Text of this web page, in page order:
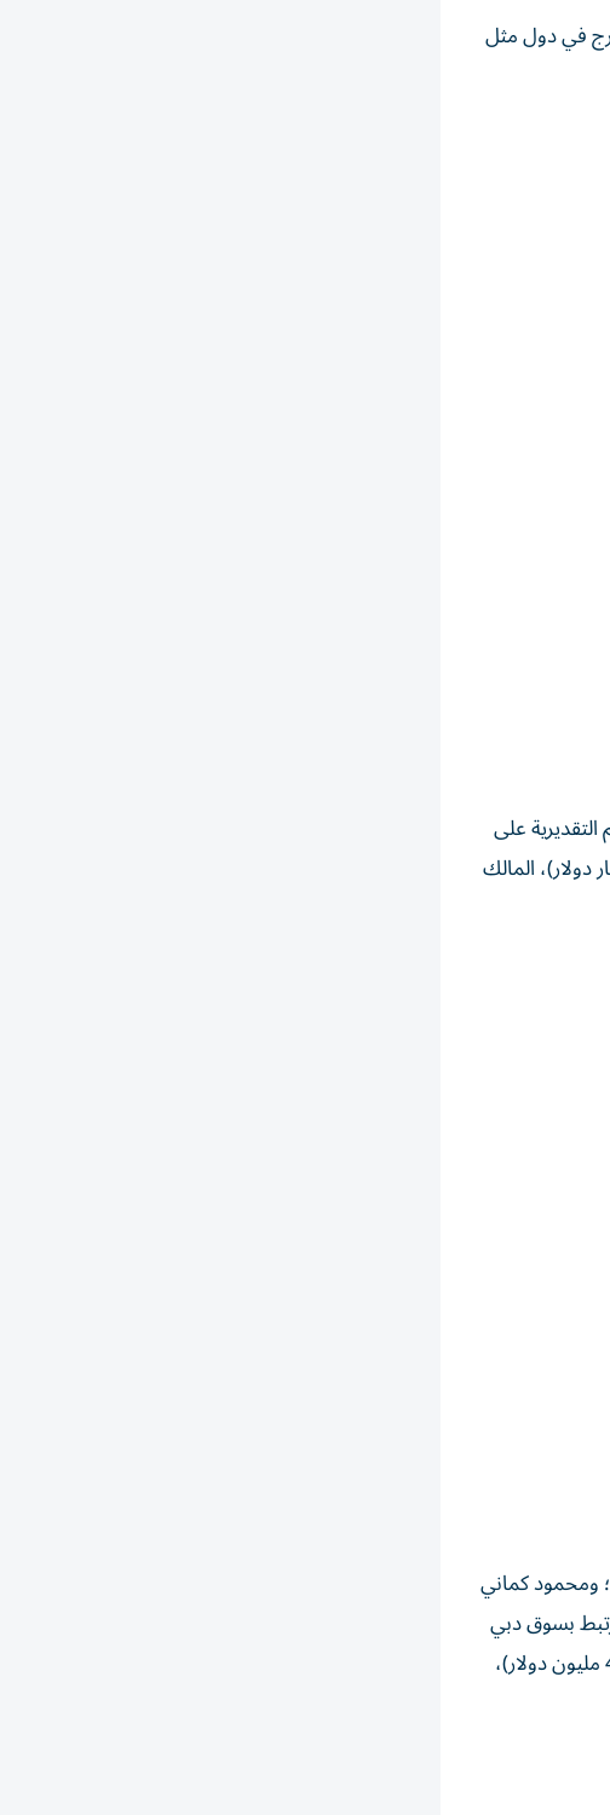
في الخارج في دول مثل
على
مليار دولار)، أحد أبرز مديري صناديق التحوط في بريطانيا؛ وريتشارد ديسموند (1.73 مليار دولار)، المالك
ومحمود كماني
المطوّر العقاري المرتبط بسوق دبي
العقاري؛ وكولجندر باهيا (489 مليون دولار)، الرئيس التنفيذي لشركة «ساوث هول ترافلز»؛ إضافة إلى تِلي هاريسون (466 مليون دولار)،